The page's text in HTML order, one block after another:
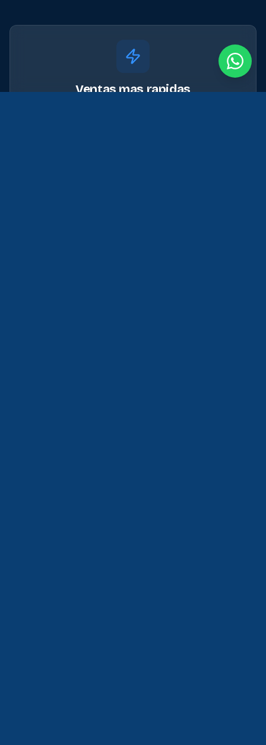
Ventas mas rapidas